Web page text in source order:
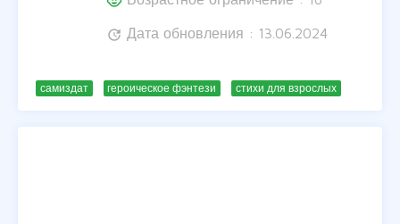
update Дата обновления : 13.06.2024
самиздат героическое фэнтези стихи для взрослых